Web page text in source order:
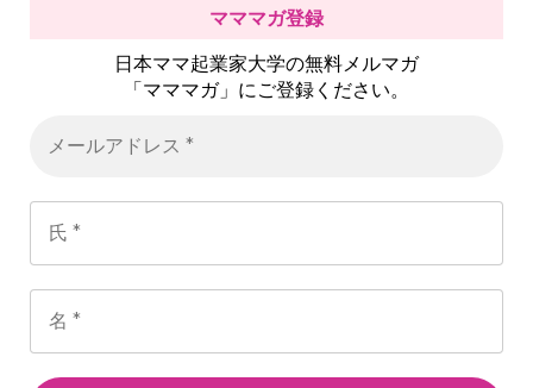
マママガ登録
日本ママ起業家大学の無料メルマガ
「マママガ」にご登録ください。